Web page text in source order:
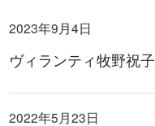
ブログ・コラム
はじめての方へ
2023年9月4日
ヴィランティ牧野祝子
2022年5月23日